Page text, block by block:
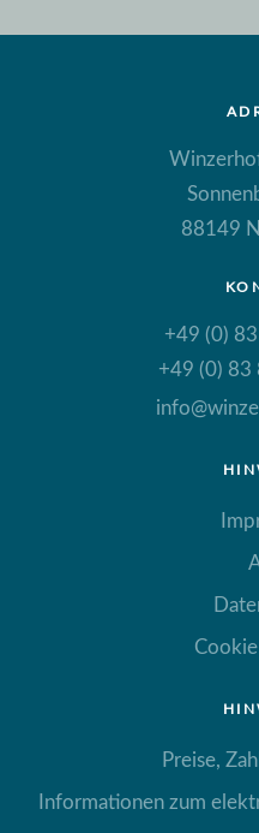
88149
+49 (0)
+49 (0) 83
Preise,
Informationen zum